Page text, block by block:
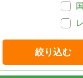
絞り込む